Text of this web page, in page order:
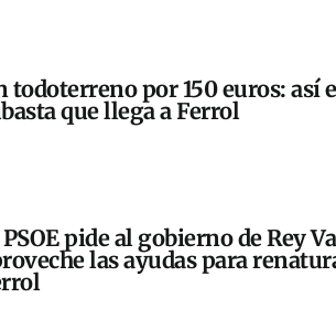
todoterreno por 150 euros: así
que llega a Ferrol
pide al gobierno de Rey
las ayudas para